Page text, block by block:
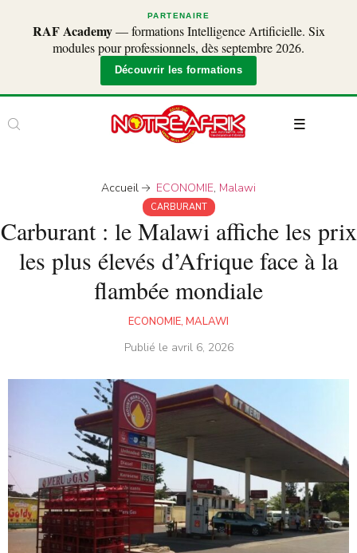
PARTENAIRE
RAF Academy— formations Intelligence Artificielle. Six
modules pour professionnels, dès septembre 2026.
Découvrir les formations
Accueil ECONOMIE, Malawi
CARBURANT
Carburant : le Malawi affiche les prix
les plus élevés d’Afrique face à la
flambée mondiale
ECONOMIE, MALAWI
Publié le avril 6, 2026